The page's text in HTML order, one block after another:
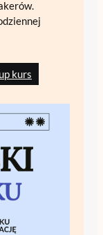
kurs